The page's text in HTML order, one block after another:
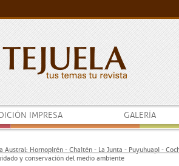
IMPRESA GALERÍA
Austral: Hornopirén - Chaitén - La Junta - Puyuhuapi -
y conservación del medio ambiente